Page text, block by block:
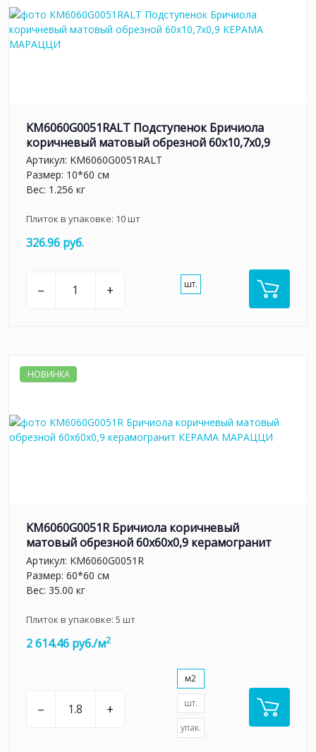
KM6060G0051RALT Подступенок Бричиола
коричневый матовый обрезной 60x10,7x0,9
Артикул: KM6060G0051RALT
Размер: 10*60 см
Вес: 1.256 кг
Плиток в упаковке: 10шт
326.96 руб.
– + шт.
НОВИНКА
KM6060G0051R Бричиола коричневый
матовый обрезной 60x60x0,9 керамогранит
Артикул: KM6060G0051R
Размер: 60*60 см
Вес: 35.00 кг
Плиток в упаковке: 5 шт
2 614.46 руб./м2
– +
м2
шт.
упак.